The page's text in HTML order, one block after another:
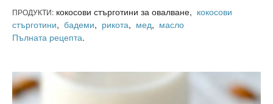
ПРОДУКТИ: кокосови стърготини за овалване, кокосови
стърготини, бадеми, рикота, мед, масло
Пълната рецепта.